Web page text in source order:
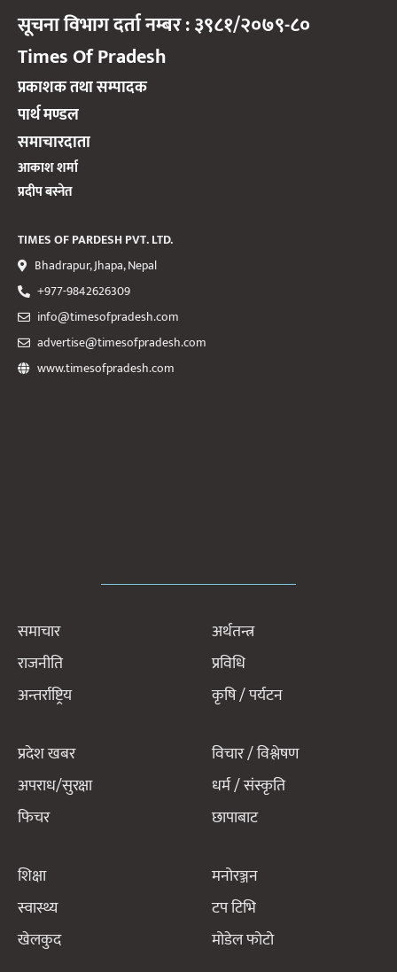
सूचना विभाग दर्ता नम्बर : ३९८१/२०७९-८०
Times Of Pradesh
प्रकाशक तथा सम्पादक
पार्थ मण्डल
समाचारदाता
आकाश शर्मा
प्रदीप बस्नेत
TIMES OF PARDESH PVT. LTD.
Bhadrapur, Jhapa, Nepal
+977-9842626309
info@timesofpradesh.com
advertise@timesofpradesh.com
www.timesofpradesh.com
समाचार
राजनीति
अन्तर्राष्ट्रिय
अर्थतन्त्र
प्रविधि
कृषि / पर्यटन
प्रदेश खबर
अपराध/सुरक्षा
फिचर
विचार / विश्लेषण
धर्म / संस्कृति
छापाबाट
शिक्षा
स्वास्थ्य
खेलकुद
मनोरञ्जन
टप टिभि
मोडेल फोटो